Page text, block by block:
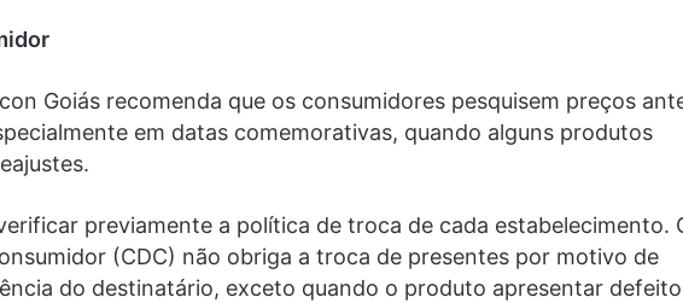
Goiás recomenda que os consumidores pesquisem preços
em datas comemorativas, quando alguns produtos
previamente a política de troca de cada estabelecimento.
(CDC) não obriga a troca de presentes por motivo de
do destinatário, exceto quando o produto apresentar